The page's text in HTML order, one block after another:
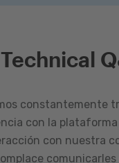
constantemente
con la
con nuestra